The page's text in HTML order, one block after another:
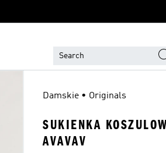
Damskie • Originals
SUKIENKA
AVAVAV